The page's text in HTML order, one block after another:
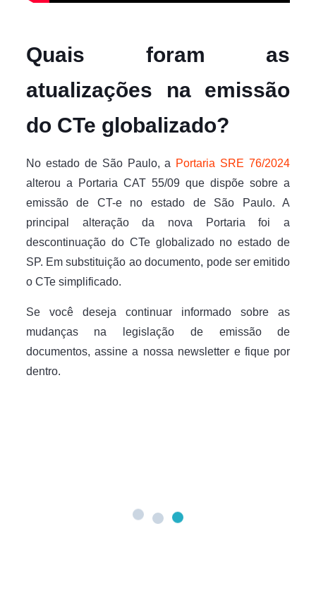
Quais foram as
atualizações na emissão
do CTe globalizado?
No estado de São Paulo, a Portaria SRE 76/2024
alterou a Portaria CAT 55/09 que dispõe sobre a
emissão de CT-e no estado de São Paulo. A
principal alteração da nova Portaria foi a
descontinuação do CTe globalizado no estado de
SP. Em substituição ao documento, pode ser emitido
o CTe simplificado.
Se você deseja continuar informado sobre as
mudanças na legislação de emissão de
documentos, assine a nossa newsletter e fique por
dentro.